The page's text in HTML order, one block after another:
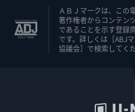
ＡＢＪマークは、この
著作権者からコンテン
であることを示す登録
です。詳しくは［ABJ
協議会］で検索してくだ